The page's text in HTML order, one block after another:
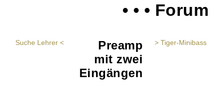
• • • Forum
Suche Lehrer <
Preamp
mit zwei
Eingängen
> Tiger-Minibass